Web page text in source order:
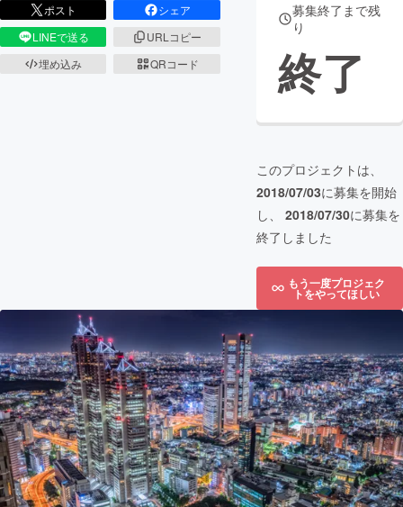
ポスト
シェア
LINEで送る
URLコピー
埋め込み
QRコード
募集終了まで残
り
終了
このプロジェクトは、
2018/07/03に募集を開始
し、 2018/07/30に募集を
終了しました
もう一度プロジェク
トをやってほしい